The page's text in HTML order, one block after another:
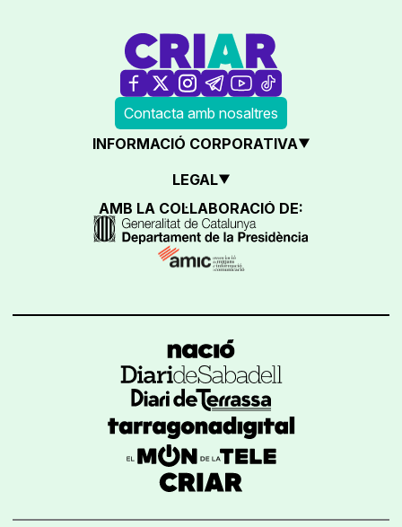
Contacta amb nosaltres
INFORMACIÓ CORPORATIVA
LEGAL
AMB LA COL·LABORACIÓ DE: